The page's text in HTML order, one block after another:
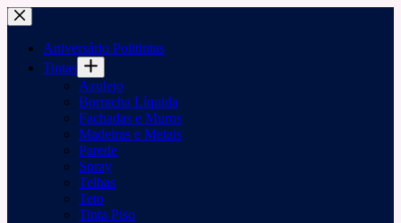
Pular
para
conteúdo
Aniversário Politintas
Tintas
Azulejo
Borracha Líquida
Fachadas e Muros
Madeiras e Metais
Parede
Spray
Telhas
Teto
Tinta Piso